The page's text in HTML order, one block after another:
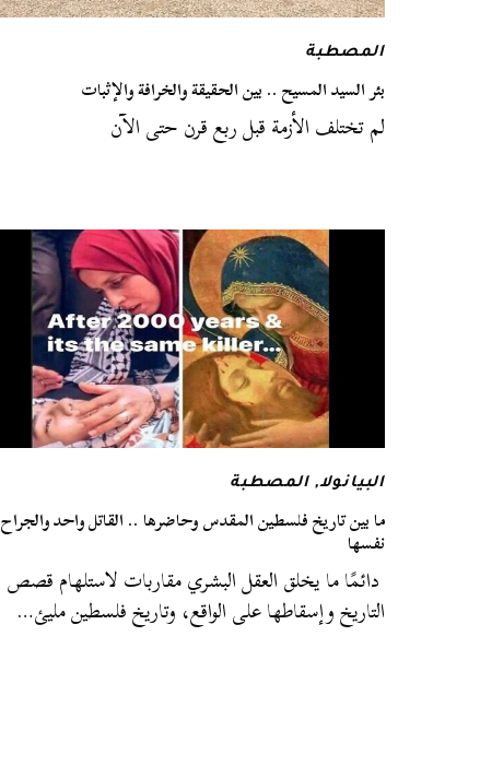
المصطبة
بئر السيد المسيح .. بين الحقيقة والخرافة والإثبات
لم تختلف الأزمة قبل ربع قرن حتى الآن
البيانولا,المصطبة
ما بين تاريخ فلسطين المقدس وحاضرها .. القاتل واحد والجراح
نفسها
دائمًا ما يخلق العقل البشري مقاربات لاستلهام قصص
التاريخ وإسقاطها على الواقع، وتاريخ فلسطين مليئ…